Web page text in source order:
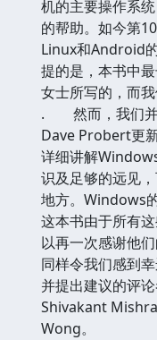
机的主要操作系
的帮助。如今第
Linux和Android
提的是，本书中
女士所写的，而
. 然而，我们并
Dave Probert更
详细讲解
识及足够的远见
地方。Windows
这本书由于所有
以再一次感谢他们
同样令我们感到
并提出建议的评
Shivakant
Wong。